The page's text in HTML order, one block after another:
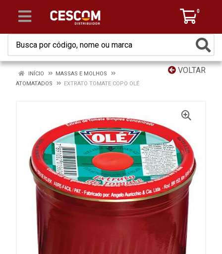
0
VOLTAR
INÍCIO
MASSAS E MOLHOS
ATOMATADOS
EXTRATO TOMATE COPO OLÉ